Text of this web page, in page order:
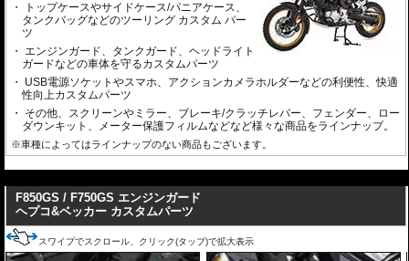
トップケースやサイドケース/パニアケース、
タンクバッグなどのツーリング カスタム パー
ツ
エンジンガード、タンクガード、ヘッドライト
ガードなどの車体を守るカスタムパーツ
USB電源ソケットやスマホ、アクションカメラホルダーなどの利便性、快適
性向上カスタムパーツ
その他、スクリーンやミラー、ブレーキ/クラッチレバー、フェンダー、ロー
ダウンキット、メーター保護フィルムなどなど様々な商品をラインナップ。
※車種によってはラインナップのない商品もございます。
F850GS / F750GS エンジンガード
ヘプコ&ベッカー カスタムパーツ
スワイプでスクロール、クリック(タップ)で拡大表示